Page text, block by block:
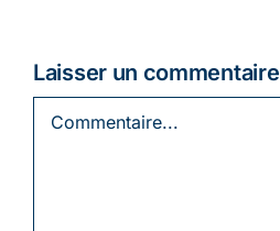
Laisser un commentaire